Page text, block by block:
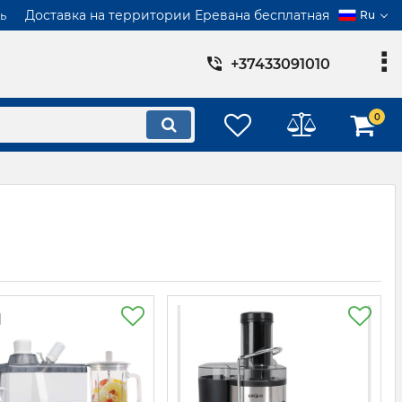
Доставка на территории Еревана бесплатная Ru
+37433091010
0